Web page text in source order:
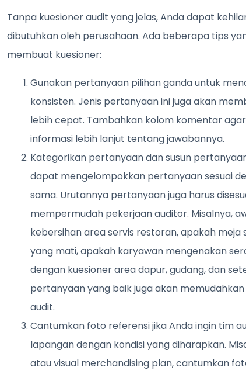
Tanpa kuesioner audit yang jelas, Anda dapat
dibutuhkan oleh perusahaan. Ada beberapa tips
membuat kuesioner:
Gunakan pertanyaan pilihan ganda untuk
konsisten. Jenis pertanyaan ini juga akan
lebih cepat. Tambahkan kolom komentar
informasi lebih lanjut tentang jawabannya.
Kategorikan pertanyaan dan susun
dapat mengelompokkan pertanyaan sesuai
sama. Urutannya pertanyaan juga harus
mempermudah pekerjaan auditor. Misalnya,
kebersihan area servis restoran, apakah meja
yang mati, apakah karyawan mengenakan
dengan kuesioner area dapur, gudang, dan
pertanyaan yang baik juga akan
audit.
Cantumkan foto referensi jika Anda ingin tim
lapangan dengan kondisi yang diharapkan.
atau visual merchandising plan, cantumkan